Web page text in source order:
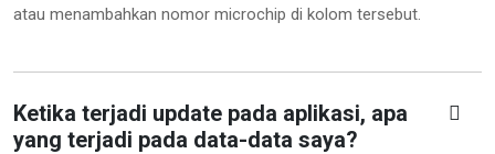
atau menambahkan nomor microchip di kolom tersebut.
Ketika terjadi update pada aplikasi, apa
yang terjadi pada data-data saya?